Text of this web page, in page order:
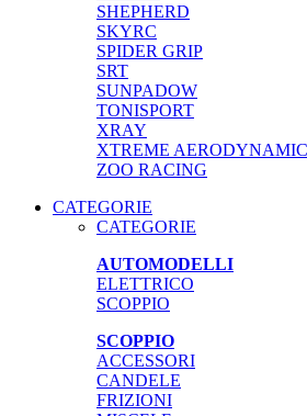
SHEPHERD
SKYRC
SPIDER GRIP
SRT
SUNPADOW
TONISPORT
XRAY
XTREME
ZOO RACING
CATEGORIE
CATEGORIE
AUTOMODELLI
ELETTRICO
SCOPPIO
SCOPPIO
ACCESSORI
CANDELE
FRIZIONI